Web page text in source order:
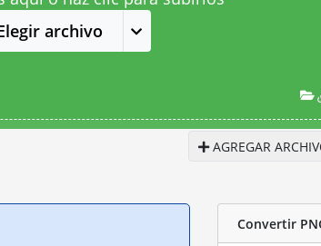
archivo
AGREGAR
Convertir